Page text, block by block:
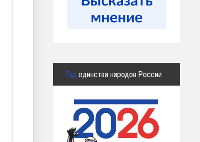
Год единства народов России